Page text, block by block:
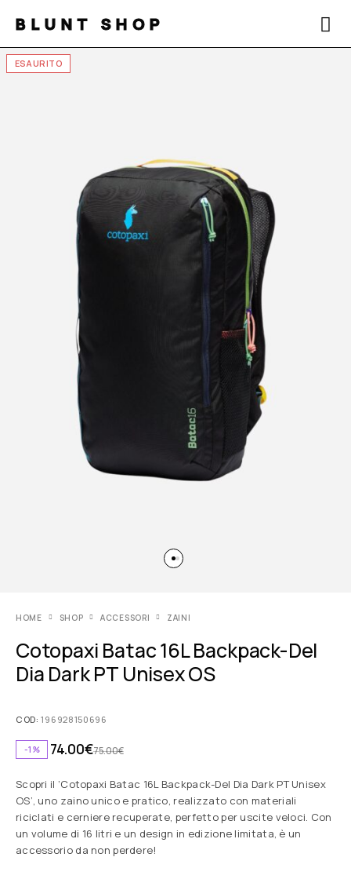
BLUNT SHOP
ESAURITO
HOME SHOP ACCESSORI ZAINI
Cotopaxi Batac 16L Backpack-Del
Dia Dark PT Unisex OS
COD:196928150696
-1% 75.00€
74.00€
Scopri il ‘Cotopaxi Batac 16L Backpack-Del Dia Dark PT Unisex
OS’, uno zaino unico e pratico, realizzato con materiali
riciclati e cerniere recuperate, perfetto per uscite veloci. Con
un volume di 16 litri e un design in edizione limitata, è un
accessorio da non perdere!